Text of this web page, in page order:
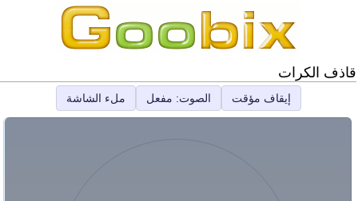
قاذف الكرات
إيقاف مؤقت الصوت: مفعل ملء الشاشة